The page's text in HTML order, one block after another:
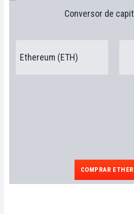
Conversor de
COMPRAR